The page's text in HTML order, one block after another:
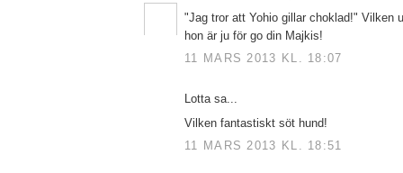
"Jag tror att Yohio gillar choklad!" Vilken
hon är ju för go din Majkis!
11 MARS 2013 KL. 18:07
Lotta sa...
Vilken fantastiskt söt hund!
11 MARS 2013 KL. 18:51